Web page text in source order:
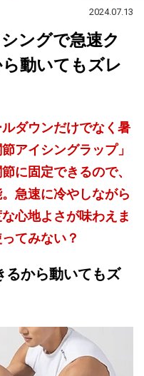
2024.07.13
ングで急速ク
動いてもズレ
ダウンだけでなく暑
アイシングラップ」
に固定できるので、
急速に冷やしながら
心地よさが味わえま
てみない？
るから動いてもズ